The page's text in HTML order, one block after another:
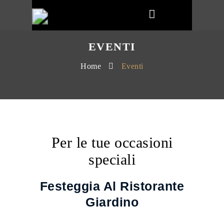
EVENTI
Home Eventi
Per le tue occasioni
speciali
Festeggia Al Ristorante
Giardino